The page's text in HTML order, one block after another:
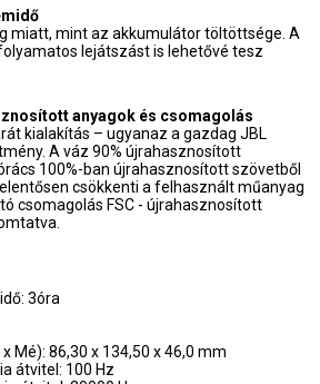
miatt, mint az akkumulátor töltöttsége. A
lejátszást is lehetővé tesz
anyagok és csomagolás
kialakítás – ugyanaz a gazdag JBL
A váz 90% újrahasznosított
100%-ban újrahasznosított szövetből
csökkenti a felhasznált műanyag
csomagolás FSC - újrahasznosított
3óra
Mé): 86,30 x 134,50 x 46,0 mm
átvitel: 100 Hz